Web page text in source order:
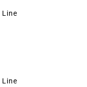
Line
Line